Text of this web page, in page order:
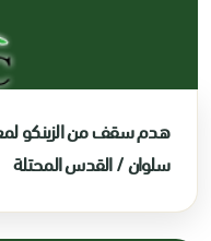
هدم سقف من الزينكو
سلوان / القدس المحتلة